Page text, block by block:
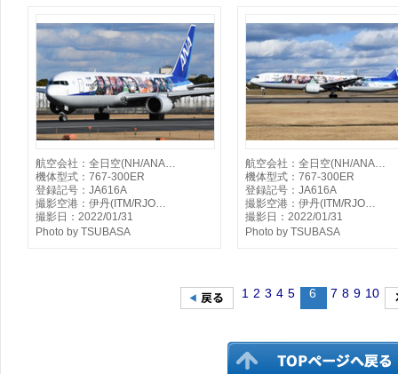
航空会社：全日空(NH/ANA…
機体型式：767-300ER
登録記号：JA616A
撮影空港：伊丹(ITM/RJO…
撮影日：2022/01/31
Photo by TSUBASA
航空会社：全日空(NH/ANA…
機体型式：767-300ER
登録記号：JA616A
撮影空港：伊丹(ITM/RJO…
撮影日：2022/01/31
Photo by TSUBASA
1 2 3 4 5 6 7 8 9 10